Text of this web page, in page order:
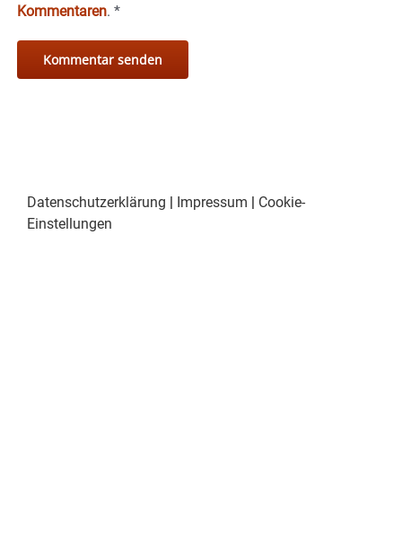
Kommentaren. *
Datenschutzerklärung Impressum
Cookie-
Einstellungen